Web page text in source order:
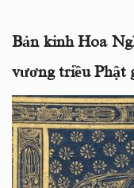
Bản kinh Hoa
vương triều Phật